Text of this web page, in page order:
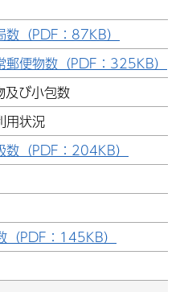
（PDF：87KB）
郵便物数（PDF：325KB）
び小包数
状況
数（PDF：204KB）
（PDF：145KB）